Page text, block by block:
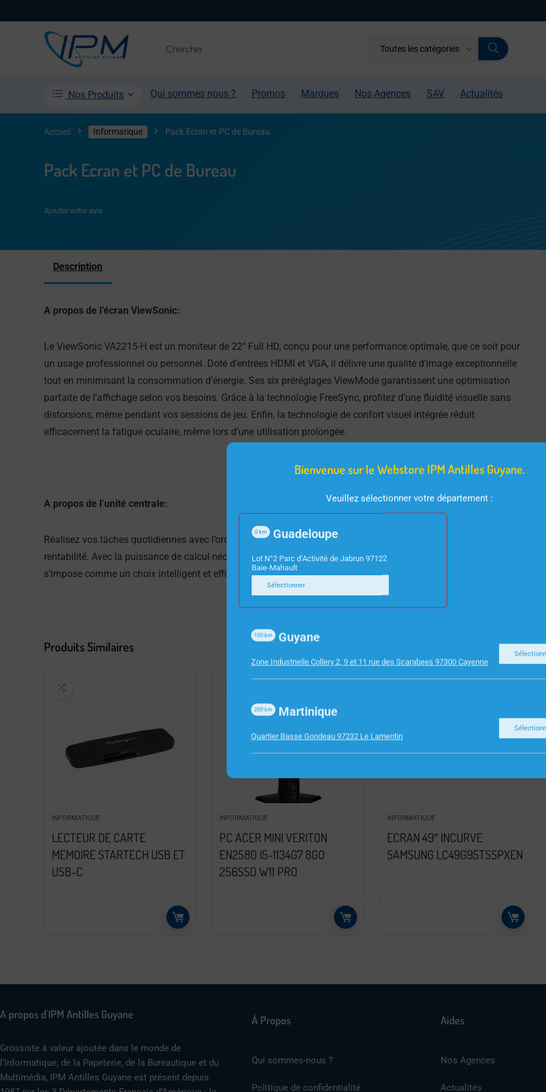
Toutes les catégories
Nos Produits Qui sommes nous ? Promos Marques Nos Agences SAV Actualités
Accueil Informatique Pack Ecran et PC de Bureau
Pack Ecran et PC de Bureau
Ajouter votre avis
Description
A propos de l’écran ViewSonic:
Le ViewSonic VA2215-H est un moniteur de 22″ Full HD, conçu pour une performance optimale, que ce soit pour
un usage professionnel ou personnel. Doté d’entrées HDMI et VGA, il délivre une qualité d’image exceptionnelle
tout en minimisant la consommation d’énergie. Ses six préréglages ViewMode garantissent une optimisation
parfaite de l’affichage selon vos besoins. Grâce à la technologie FreeSync, profitez d’une fluidité visuelle sans
distorsions, même pendant vos sessions de jeu. Enfin, la technologie de confort visuel intégrée réduit
efficacement la fatigue oculaire, même lors d’une utilisation prolongée.
A propos de l’unité centrale:
Réalisez vos tâches quotidiennes avec l’ordinateur HP 290 MT, une solution abordable qui allie performance et
rentabilité. Avec la puissance de calcul nécessaire et un coût total de possession réduit, cet investissement
s’impose comme un choix intelligent et efficace.
Produits Similaires
INFORMATIQUE
LECTEUR DE CARTE
MEMOIRE STARTECH USB ET
USB-C
INFORMATIQUE
PC ACER MINI VERITON
EN2580 I5-1134G7 8GO
256SSD W11 PRO
INFORMATIQUE
ECRAN 49″ INCURVE
SAMSUNG LC49G95TSSPXEN
A propos d'IPM Antilles Guyane
Grossiste à valeur ajoutée dans le monde de
l’Informatique, de la Papeterie, de la Bureautique et du
Multimédia, IPM Antilles Guyane est présent depuis
À Propos
Qui sommes-nous ?
Politique de confidentialité
Aides
Nos Agences
Actualités
Bienvenue sur le Webstore IPM Antilles Guyane.
Veuillez sélectionner votre département :
Guadeloupe
0 km
Lot N°2 Parc d’Activité de Jabrun 97122
Baie-Mahault
Sélectionner
Guyane
100 km
Zone Industrielle Collery 2, 9 et 11 rue des Scarabees 97300 Cayenne
Martinique
200 km
Quartier Basse Gondeau 97232 Le Lamentin